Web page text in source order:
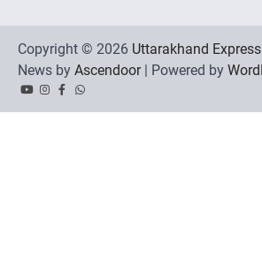
Copyright © 2026 Uttarakhand
News by Ascendoor| Powered by
YouTubeInstagram
Facebook
Whatsapp